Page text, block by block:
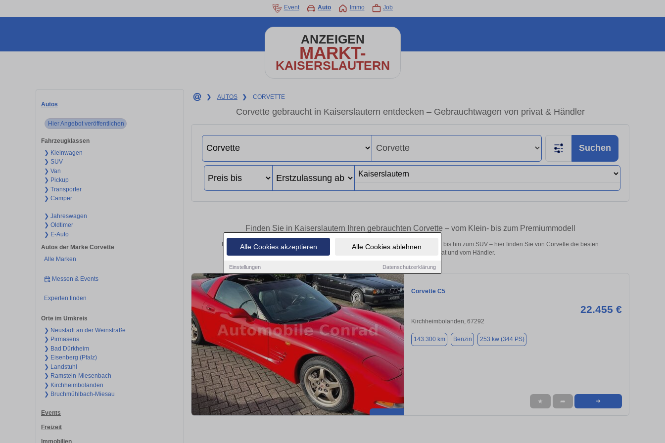
Alle Cookies akzeptieren Alle Cookies ablehnen
Einstellungen Datenschutzerklärung
Event Auto Immo Job
ANZEIGEN
MARKT-
KAISERSLAUTERN
Autos
Hier Angebot veröffentlichen
Fahrzeugklassen
❯ Kleinwagen
❯ SUV
❯ Van
❯ Pickup
❯ Transporter
❯ Camper
❯ Jahreswagen
❯ Oldtimer
❯ E-Auto
Autos der Marke Corvette
Alle Marken
Messen & Events
Experten finden
Orte im Umkreis
❯ Neustadt an der Weinstraße
❯ Pirmasens
❯ Bad Dürkheim
❯ Eisenberg (Pfalz)
❯ Landstuhl
❯ Ramstein-Miesenbach
❯ Kirchheimbolanden
❯ Bruchmühlbach-Miesau
Events
Freizeit
Immobilien
❯ AUTOS ❯ CORVETTE
Corvette gebraucht in Kaiserslautern entdecken – Gebrauchtwagen von privat & Händler
Suchen
Finden Sie in Kaiserslautern Ihren gebrauchten Corvette – vom Klein- bis zum Premiummodell
Entdecken Sie in Kaiserslautern gebrauchte Corvette Fahrzeuge. Von Kleinwagen bis hin zum SUV – hier finden Sie von Corvette die besten
Gebrauchtwagen in Kaiserslautern von privat und vom Händler.
Corvette C5
22.455 €
Kirchheimbolanden, 67292
143.300 km Benzin 253 kw (344 PS)
★ ➦ ➜